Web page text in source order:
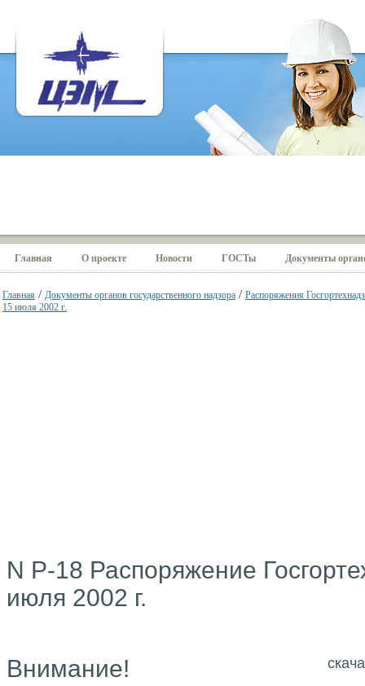
Главная О проекте Новости ГОСТы Документы
Главная / Документы органов государственного надзора / Распоряжения
15 июля 2002 г.
N Р-18 Распоряжение
июля 2002 г.
Внимание!